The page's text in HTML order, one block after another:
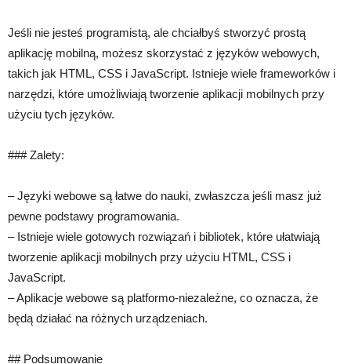
Jeśli nie jesteś programistą, ale chciałbyś stworzyć prostą
aplikację mobilną, możesz skorzystać z języków webowych,
takich jak HTML, CSS i JavaScript. Istnieje wiele frameworków i
narzędzi, które umożliwiają tworzenie aplikacji mobilnych przy
użyciu tych języków.
### Zalety:
– Języki webowe są łatwe do nauki, zwłaszcza jeśli masz już
pewne podstawy programowania.
– Istnieje wiele gotowych rozwiązań i bibliotek, które ułatwiają
tworzenie aplikacji mobilnych przy użyciu HTML, CSS i
JavaScript.
– Aplikacje webowe są platformo-niezależne, co oznacza, że
będą działać na różnych urządzeniach.
## Podsumowanie